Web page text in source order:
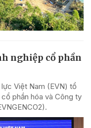
nghiệp cổ phần
Việt Nam (EVN) tổ
phần hóa và Công ty